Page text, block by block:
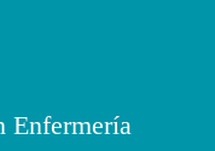
Enfermería